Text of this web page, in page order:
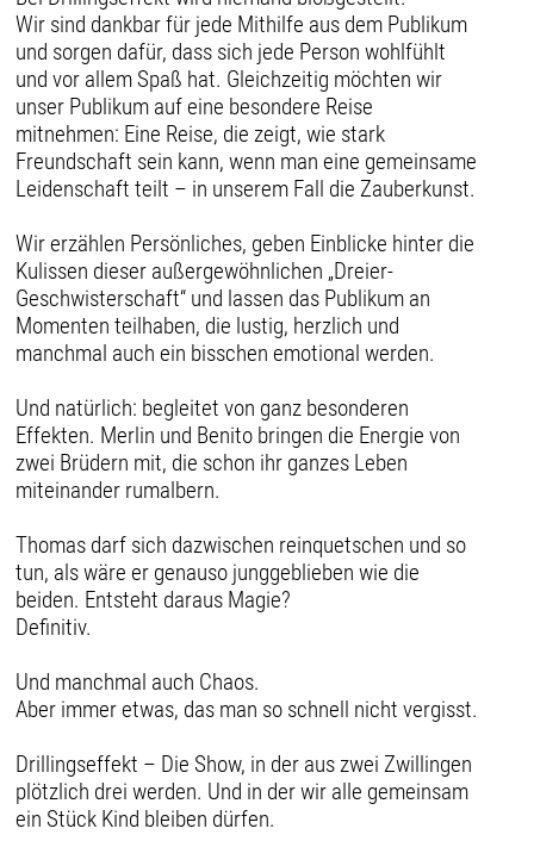
Wir sind dankbar für jede Mithilfe aus dem Publikum
und sorgen dafür, dass sich jede Person wohlfühlt
und vor allem Spaß hat. Gleichzeitig möchten wir
unser Publikum auf eine besondere Reise
mitnehmen: Eine Reise, die zeigt, wie stark
Freundschaft sein kann, wenn man eine gemeinsame
Leidenschaft teilt – in unserem Fall die Zauberkunst.
Wir erzählen Persönliches, geben Einblicke hinter die
Kulissen dieser außergewöhnlichen „Dreier-
Geschwisterschaft“ und lassen das Publikum an
Momenten teilhaben, die lustig, herzlich und
manchmal auch ein bisschen emotional werden.
Und natürlich: begleitet von ganz besonderen
Effekten. Merlin und Benito bringen die Energie von
zwei Brüdern mit, die schon ihr ganzes Leben
miteinander rumalbern.
Thomas darf sich dazwischen reinquetschen und so
tun, als wäre er genauso junggeblieben wie die
beiden. Entsteht daraus Magie?
Definitiv.
Und manchmal auch Chaos.
Aber immer etwas, das man so schnell nicht vergisst.
‍Drillingseffekt – Die Show, in der aus zwei Zwillingen
plötzlich drei werden. Und in der wir alle gemeinsam
ein Stück Kind bleiben dürfen.